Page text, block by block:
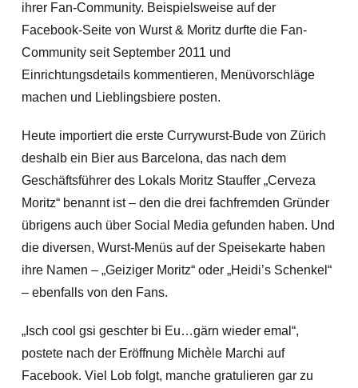
ihrer Fan-Community. Beispielsweise auf der
Facebook-Seite von Wurst & Moritz durfte die Fan-
Community seit September 2011 und
Einrichtungsdetails kommentieren, Menüvorschläge
machen und Lieblingsbiere posten.
Heute importiert die erste Currywurst-Bude von Zürich
deshalb ein Bier aus Barcelona, das nach dem
Geschäftsführer des Lokals Moritz Stauffer „Cerveza
Moritz“ benannt ist – den die drei fachfremden Gründer
übrigens auch über Social Media gefunden haben. Und
die diversen, Wurst-Menüs auf der Speisekarte haben
ihre Namen – „Geiziger Moritz“ oder „Heidi’s Schenkel“
– ebenfalls von den Fans.
„Isch cool gsi geschter bi Eu…gärn wieder emal“,
postete nach der Eröffnung Michèle Marchi auf
Facebook. Viel Lob folgt, manche gratulieren gar zu